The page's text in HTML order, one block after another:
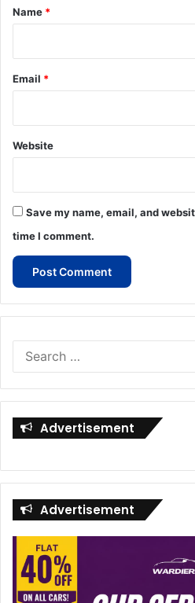
*
Name *
Email *
Website
Save my name, email, and
time I comment.
Advertisement
Advertisement